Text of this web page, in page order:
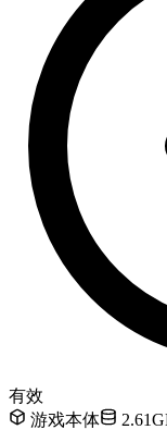
有效
游戏本体